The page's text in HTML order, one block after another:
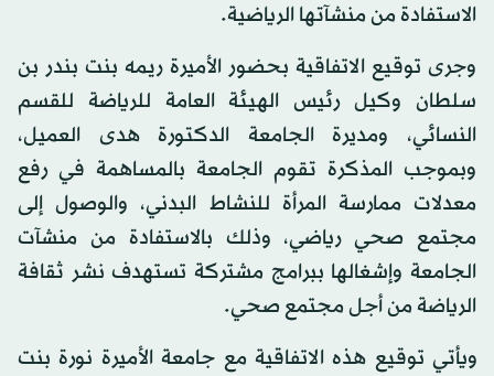
الاستفادة من منشآتها الرياضية.
وجرى توقيع الاتفاقية بحضور الأميرة ريمه بنت بندر بن
سلطان وكيل رئيس الهيئة العامة للرياضة للقسم
النسائي، ومديرة الجامعة الدكتورة هدى العميل،
وبموجب المذكرة تقوم الجامعة بالمساهمة في رفع
معدلات ممارسة المرأة للنشاط البدني، والوصول إلى
مجتمع صحي رياضي، وذلك بالاستفادة من منشآت
الجامعة وإشغالها ببرامج مشتركة تستهدف نشر ثقافة
الرياضة من أجل مجتمع صحي.
ويأتي توقيع هذه الاتفاقية مع جامعة الأميرة نورة بنت